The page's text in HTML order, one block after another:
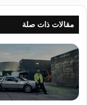
مقالات ذات صلة